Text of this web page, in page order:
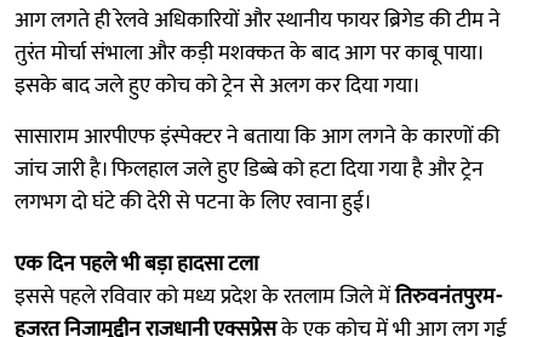
आग लगते ही रेलवे अधिकारियों और स्थानीय फायर ब्रिगेड की टीम ने
तुरंत मोर्चा संभाला और कड़ी मशक्कत के बाद आग पर काबू पाया।
इसके बाद जले हुए कोच को ट्रेन से अलग कर दिया गया।
सासाराम आरपीएफ इंस्पेक्टर ने बताया कि आग लगने के कारणों की
जांच जारी है। फिलहाल जले हुए डिब्बे को हटा दिया गया है और ट्रेन
लगभग दो घंटे की देरी से पटना के लिए रवाना हुई।
एक दिन पहले भी बड़ा हादसा टला
इससे पहले रविवार को मध्य प्रदेश के रतलाम जिले मेंतिरुवनंतपुरम-
हजरत निजामुद्दीन राजधानी एक्सप्रेसके एक कोच में भी आग लग गई